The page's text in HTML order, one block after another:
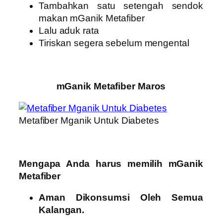
Tambahkan satu setengah sendok
makan mGanik Metafiber
Lalu aduk rata
Tiriskan segera sebelum mengental
mGanik Metafiber Maros
Metafiber Mganik Untuk Diabetes
Mengapa Anda harus memilih mGanik
Metafiber
Aman Dikonsumsi Oleh Semua
Kalangan.